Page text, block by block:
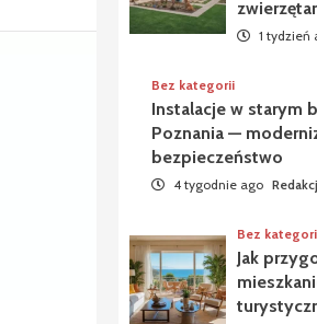
1 tydzień
Bez kategorii
Instalacje w starym
Poznania —
bezpieczeństwo
4 tygodnie ago
Bez
Jak